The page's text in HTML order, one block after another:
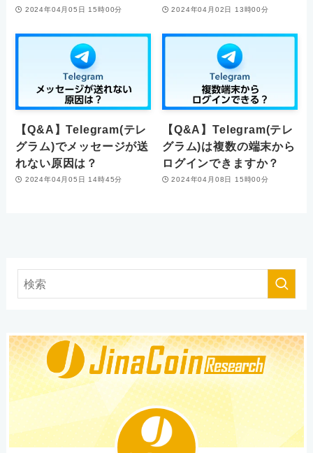
2024年04月05日 15時00分 2024年04月02日 13時00分
【Q&A】Telegram(テレ
グラム)でメッセージが送
れない原因は？
2024年04月05日 14時45分
【Q&A】Telegram(テレ
グラム)は複数の端末から
ログインできますか？
2024年04月08日 15時00分